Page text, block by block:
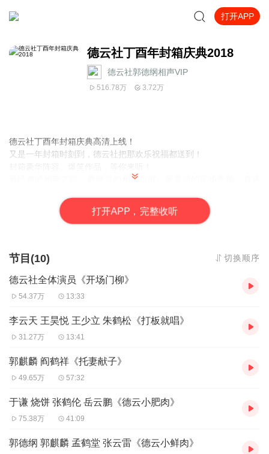
打开APP
德云社丁酉年封箱庆典2018
德云社郭德纲相声VIP
516.78万 3.72万
德云社丁酉年封箱庆典高清上线！
又是一年封箱时刻到，德云社把那欢乐祝福都送到！
最经典的相声选段，最潮流的相声包袱，最高清的现场音频，喜马
听德云社相声，上喜马拉雅！
你喜欢的角儿，喜马全都有！
打开APP，完整收听
节目(10) 切换顺序
德云社全体演员《开场门柳》
54.37万 13:33
李云天 王昊悦 王少立 朱鹤松《打板就唱》
31.27万 13:41
郭麒麟 阎鹤祥《托妻献子》
49.65万 57:32
于谦 烧饼 张鹤伦 岳云鹏《德云小肥肉》
75.38万 41:09
郭德纲 郭麒麟 孟鹤堂 张云雷《德云小鲜肉》